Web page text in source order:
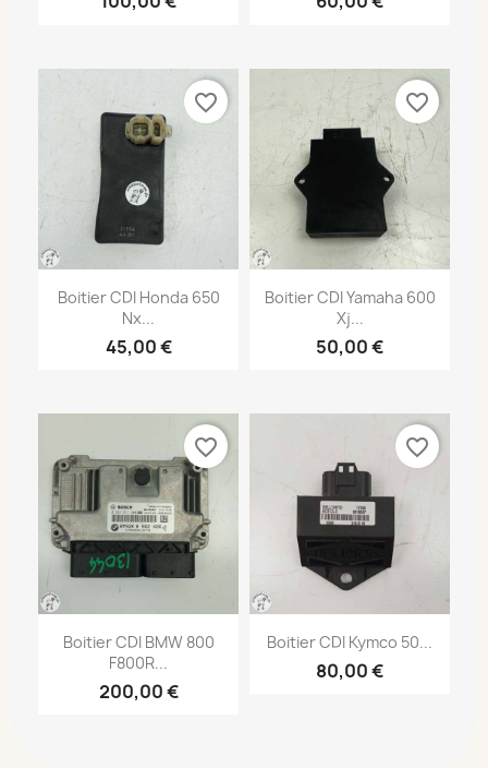
Boitier CDI Honda 650
Nx...
45,00 €
favorite_border
Boitier CDI Yamaha 600
Xj...
50,00 €
favorite_border
Boitier CDI BMW 800
F800R...
200,00 €
favorite_border
Boitier CDI Kymco 50...
80,00 €
favorite_border